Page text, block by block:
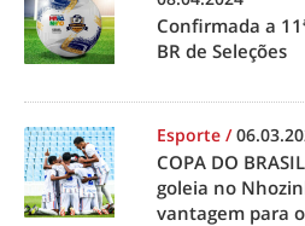
Confirmada a
BR de Seleções
Esporte /
COPA DO
goleia no
vantagem para